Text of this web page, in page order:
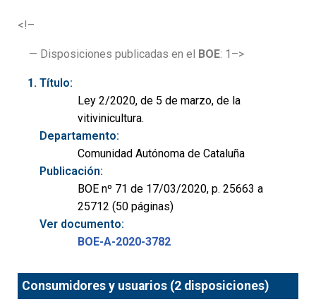
<!–
— Disposiciones publicadas en el BOE: 1–>
Título:
Ley 2/2020, de 5 de marzo, de la
vitivinicultura.
Departamento:
Comunidad Autónoma de Cataluña
Publicación:
BOE nº 71 de 17/03/2020, p. 25663 a
25712 (50 páginas)
Ver documento:
BOE-A-2020-3782
Consumidores y usuarios (2 disposiciones)